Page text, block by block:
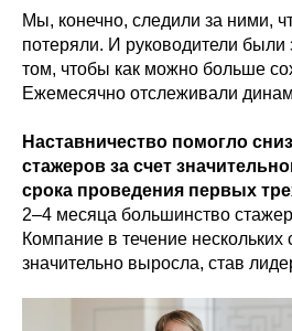
Мы, конечно, следили за ними,
потеряли. И руководители были
том, чтобы как можно больше
Ежемесячно отслеживали
Наставничество помогло
стажеров за счет
срока проведения первых
2–4 месяца большинство
Компание в течение
значительно выросла, став